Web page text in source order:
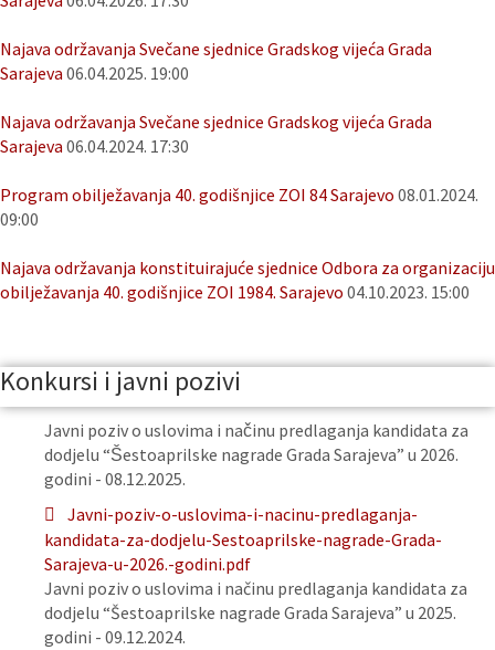
Najava održavanja Svečane sjednice Gradskog vijeća Grada
Sarajeva 06.04.2025. 19:00
Najava održavanja Svečane sjednice Gradskog vijeća Grada
Sarajeva 06.04.2024. 17:30
Program obilježavanja 40. godišnjice ZOI 84 Sarajevo 08.01.2024.
09:00
Najava održavanja konstituirajuće sjednice Odbora za organizaciju
obilježavanja 40. godišnjice ZOI 1984. Sarajevo 04.10.2023. 15:00
Konkursi i javni pozivi
Javni poziv o uslovima i načinu predlaganja kandidata za
dodjelu “Šestoaprilske nagrade Grada Sarajeva” u 2026.
godini - 08.12.2025.
Javni-poziv-o-uslovima-i-nacinu-predlaganja-
kandidata-za-dodjelu-Sestoaprilske-nagrade-Grada-
Sarajeva-u-2026.-godini.pdf
Javni poziv o uslovima i načinu predlaganja kandidata za
dodjelu “Šestoaprilske nagrade Grada Sarajeva” u 2025.
godini - 09.12.2024.